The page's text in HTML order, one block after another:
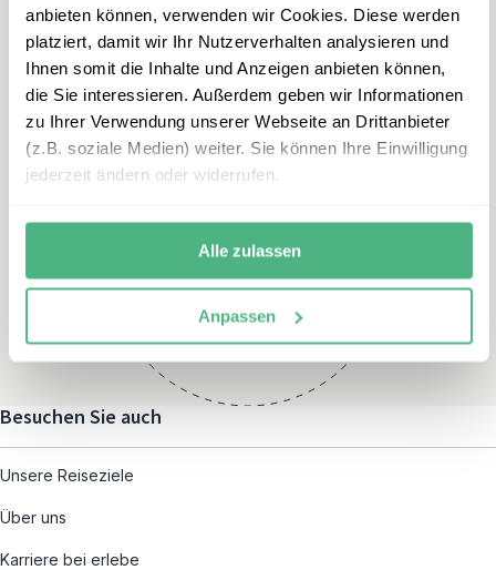
anbieten können, verwenden wir Cookies. Diese werden
platziert, damit wir Ihr Nutzerverhalten analysieren und
Ihnen somit die Inhalte und Anzeigen anbieten können,
die Sie interessieren. Außerdem geben wir Informationen
zu Ihrer Verwendung unserer Webseite an Drittanbieter
(z.B. soziale Medien) weiter. Sie können Ihre Einwilligung
jederzeit ändern oder widerrufen.
Alle zulassen
Anpassen
e
Montag – Freitag:
und nach individueller
Terminvereinbarung
Besuchen Sie auch
Unsere Reiseziele
Über uns
Karriere bei erlebe